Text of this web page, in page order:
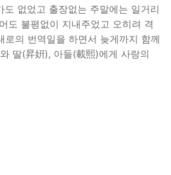
도 없었고 출장없는 주말에는 일거리
도 불평없이 지내주었고 오히려 격
로의 번역일을 하면서 늦게까지 함께
딸(昇姸), 아들(載熙)에게 사랑의